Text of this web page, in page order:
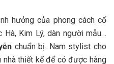
hưởng của phong cách cổ
Hà, Kim Lý, dàn người mẫu…
chuẩn bị. Nam stylist cho
thiết kế để có được hàng